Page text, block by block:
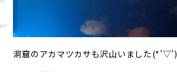
洞窟のアカマツカサも沢山いました(*’▽’)